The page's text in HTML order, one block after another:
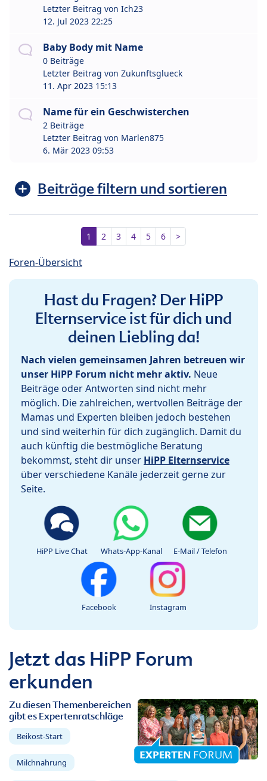
Letzter Beitrag von Ich23
12. Jul 2023 22:25
Baby Body mit Name
0 Beiträge
Letzter Beitrag von Zukunftsglueck
11. Apr 2023 15:13
Name für ein Geschwisterchen
2 Beiträge
Letzter Beitrag von Marlen875
6. Mär 2023 09:53
Beiträge filtern und sortieren
1 2 3 4 5 6 >
Foren-Übersicht
Hast du Fragen? Der HiPP
Elternservice ist für dich und
deinen Liebling da!
Nach vielen gemeinsamen Jahren betreuen wir
unser HiPP Forum nicht mehr aktiv. Neue
Beiträge oder Antworten sind nicht mehr
möglich. Die zahlreichen, wertvollen Beiträge der
Mamas und Experten bleiben jedoch bestehen
und sind weiterhin für dich zugänglich. Damit du
auch künftig die bestmögliche Beratung
bekommst, steht dir unser HiPP Elternservice
über verschiedene Kanäle jederzeit gerne zur
Seite.
HiPP Live Chat Whats-App-Kanal E-Mail / Telefon
Facebook Instagram
Jetzt das HiPP Forum
erkunden
Zu diesen Themenbereichen
gibt es Expertenratschläge
Beikost-Start
Milchnahrung